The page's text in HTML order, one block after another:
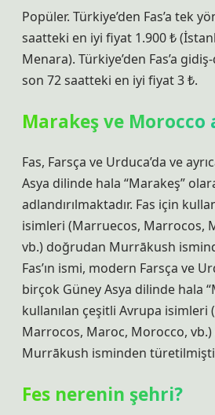
Popüler. Türkiye’den Fas’a tek
saatteki en iyi fiyat 1.900 ₺
Menara). Türkiye’den Fas’a
son 72 saatteki en iyi fiyat 3 ₺.
Marakeş ve Morocco
Fas, Farsça ve Urduca’da ve
Asya dilinde hala “Marakeş”
adlandırılmaktadır. Fas için
isimleri (Marruecos, Marrocos,
vb.) doğrudan Murrākush
Fas’ın ismi, modern Farsça ve
birçok Güney Asya dilinde hala
kullanılan çeşitli Avrupa isimleri
Marrocos, Maroc, Morocco,
Murrākush isminden
Fes nerenin şehri?